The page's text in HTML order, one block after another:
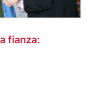
fianza: